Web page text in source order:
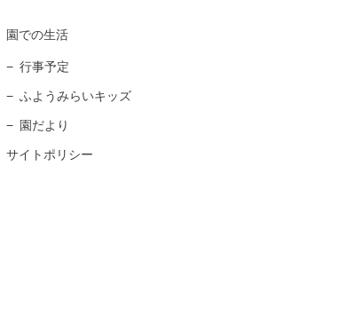
園での生活
行事予定
ふようみらいキッズ
園だより
サイトポリシー